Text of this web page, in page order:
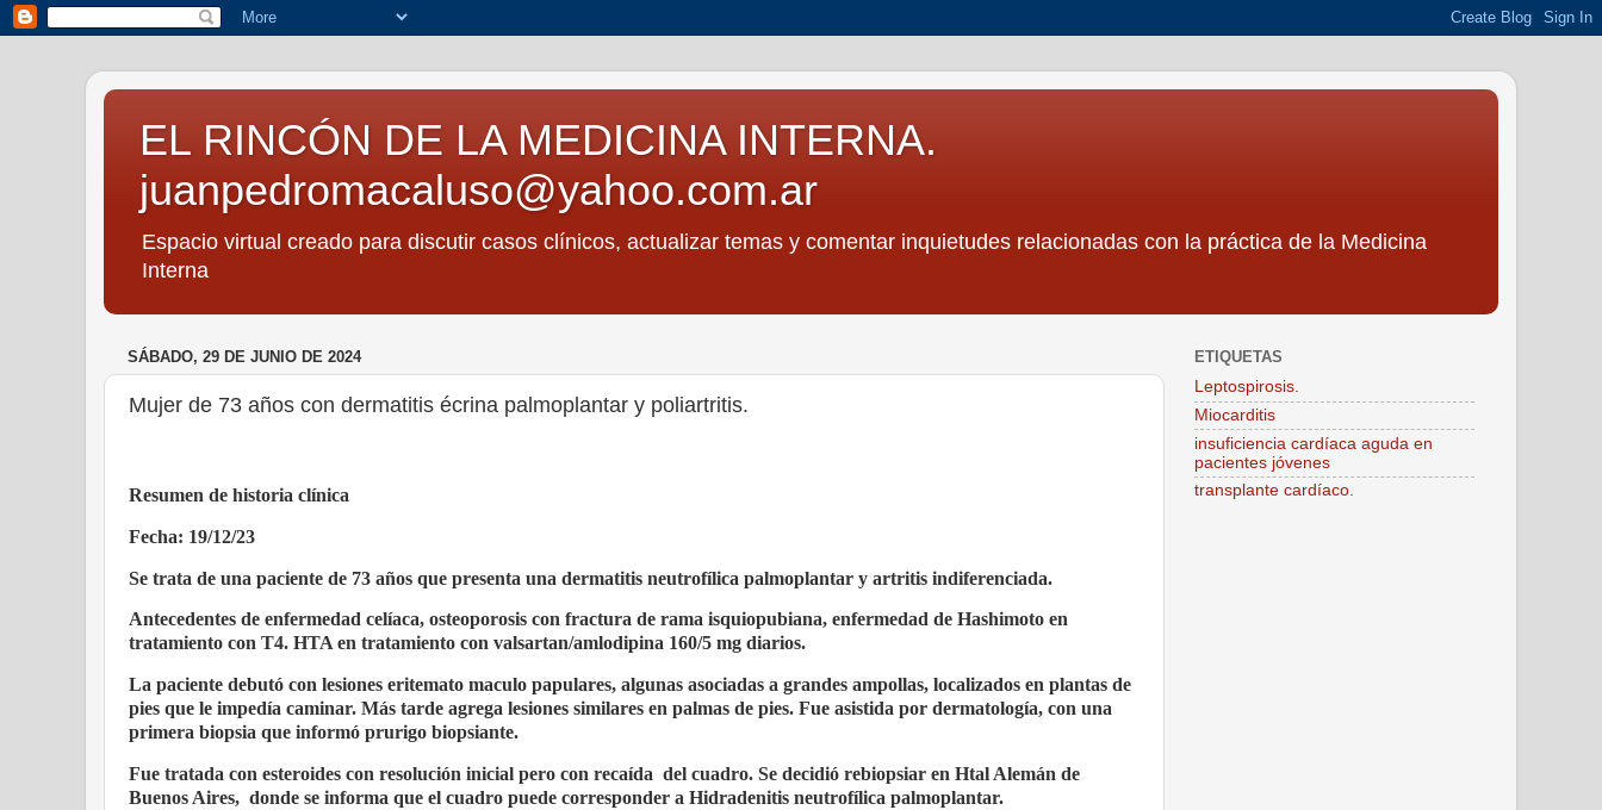
EL RINCÓN DE LA MEDICINA INTERNA.
juanpedromacaluso@yahoo.com.ar
Espacio virtual creado para discutir casos clínicos, actualizar temas y comentar inquietudes relacionadas con la práctica de la Medicina
Interna
SÁBADO, 29 DE JUNIO DE 2024
Mujer de 73 años con dermatitis écrina palmoplantar y poliartritis.
Resumen de historia clínica
Fecha: 19/12/23
Se trata de una paciente de 73 años que presenta una dermatitis neutrofílica palmoplantar y artritis indiferenciada.
Antecedentes de enfermedad celíaca, osteoporosis con fractura de rama isquiopubiana, enfermedad de Hashimoto en
tratamiento con T4. HTA en tratamiento con valsartan/amlodipina 160/5 mg diarios.
La paciente debutó con lesiones eritemato maculo papulares, algunas asociadas a grandes ampollas, localizados en plantas de
pies que le impedía caminar. Más tarde agrega lesiones similares en palmas de pies. Fue asistida por dermatología, con una
primera biopsia que informó prurigo biopsiante.
Fue tratada con esteroides con resolución inicial pero con recaída del cuadro. Se decidió rebiopsiar en Htal Alemán de
Buenos Aires, donde se informa que el cuadro puede corresponder a Hidradenitis neutrofílica palmoplantar.
ETIQUETAS
Leptospirosis.
Miocarditis
insuficiencia cardíaca aguda en
pacientes jóvenes
transplante cardíaco.